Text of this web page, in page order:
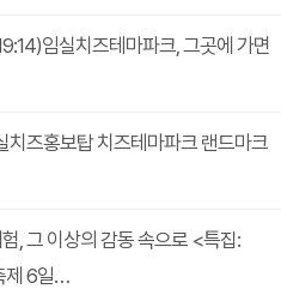
임실치즈테마파크, 그곳에 가면
치즈홍보탑 치즈테마파크 랜드마크
, 그 이상의 감동 속으로 <특집:
제 6일…